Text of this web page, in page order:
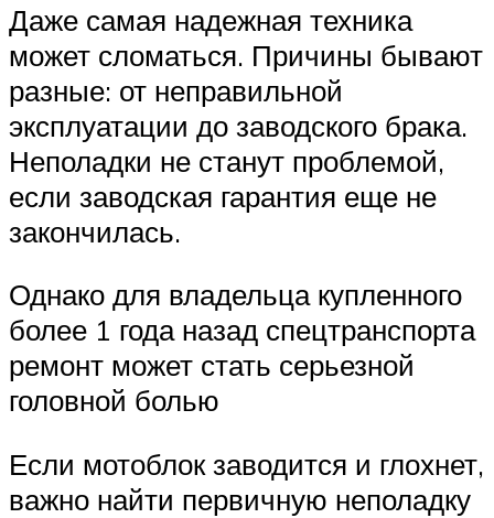
Даже самая надежная техника
может сломаться. Причины бывают
разные: от неправильной
эксплуатации до заводского брака.
Неполадки не станут проблемой,
если заводская гарантия еще не
закончилась.
Однако для владельца купленного
более 1 года назад спецтранспорта
ремонт может стать серьезной
головной болью
Если мотоблок заводится и глохнет,
важно найти первичную неполадку